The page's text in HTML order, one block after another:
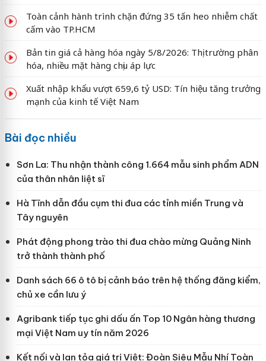
Toàn cảnh hành trình chặn đứng 35 tấn heo nhiễm chất
cấm vào TP.HCM
Bản tin giá cả hàng hóa ngày 5/8/2026: Thị trường phân
hóa, nhiều mặt hàng chịu áp lực
Xuất nhập khẩu vượt 659,6 tỷ USD: Tín hiệu tăng trưởng
mạnh của kinh tế Việt Nam
Bài đọc nhiều
Sơn La: Thu nhận thành công 1.664 mẫu sinh phẩm ADN
của thân nhân liệt sĩ
Hà Tĩnh dẫn đầu cụm thi đua các tỉnh miền Trung và
Tây nguyên
Phát động phong trào thi đua chào mừng Quảng Ninh
trở thành thành phố
Danh sách 66 ô tô bị cảnh báo trên hệ thống đăng kiểm,
chủ xe cần lưu ý
Agribank tiếp tục ghi dấu ấn Top 10 Ngân hàng thương
mại Việt Nam uy tín năm 2026
Kết nối và lan tỏa giá trị Việt: Đoàn Siêu Mẫu Nhí Toàn